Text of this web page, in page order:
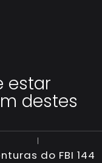
estar
destes
|
do FBI 144